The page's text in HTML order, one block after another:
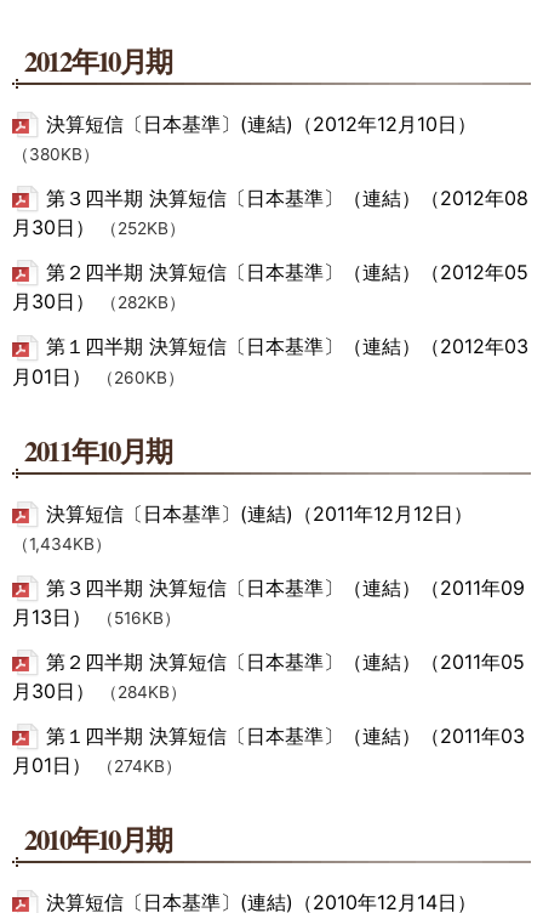
2012年10月期
決算短信〔日本基準〕(連結)（2012年12月10日）
（380KB）
第３四半期 決算短信〔日本基準〕（連結）（2012年08
月30日）
（252KB）
第２四半期 決算短信〔日本基準〕（連結）（2012年05
月30日）
（282KB）
第１四半期 決算短信〔日本基準〕（連結）（2012年03
月01日）
（260KB）
2011年10月期
決算短信〔日本基準〕(連結)（2011年12月12日）
（1,434KB）
第３四半期 決算短信〔日本基準〕（連結）（2011年09
月13日）
（516KB）
第２四半期 決算短信〔日本基準〕（連結）（2011年05
月30日）
（284KB）
第１四半期 決算短信〔日本基準〕（連結）（2011年03
月01日）
（274KB）
2010年10月期
決算短信〔日本基準〕(連結)（2010年12月14日）